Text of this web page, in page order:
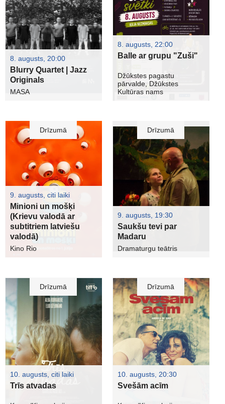
8. augusts, 20:00
Blurry Quartet | Jazz
Originals
MASA
8. augusts, 22:00
Balle ar grupu "Zuši"
Džūkstes pagastu
pārvalde, Džūkstes
Kultūras nams
Drīzumā
9. augusts, citi laiki
Minioni un mošķi
(Krievu valodā ar
subtitriem latviešu
valodā)
Kino Rio
Drīzumā
9. augusts, 19:30
Saukšu tevi par
Madaru
Dramaturgu teātris
Drīzumā
10. augusts, citi laiki
Trīs atvadas
Drīzumā
10. augusts, 20:30
Svešām acīm